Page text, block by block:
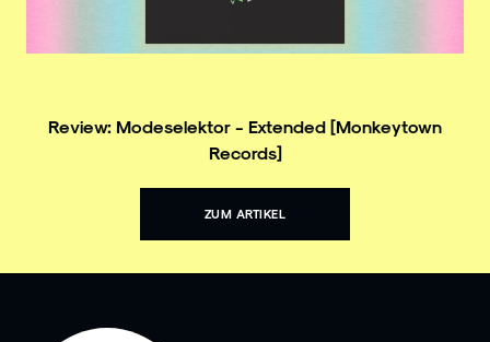
Review: Modeselektor - Extended [Monkeytown
Records]
ZUM ARTIKEL